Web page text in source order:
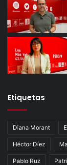
Etiquetas
Diana Morant
Héctor Díez
Pablo Ruz